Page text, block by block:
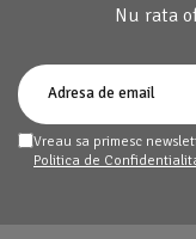
Nu rata
Vreau sa primesc
Politica de